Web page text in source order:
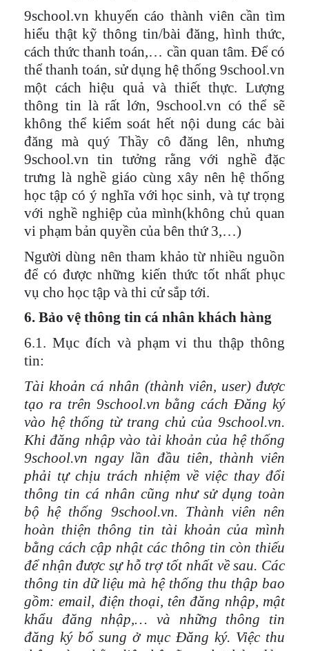
9school.vn khuyến cáo thành viên cần tìm
hiểu thật kỹ thông tin/bài đăng, hình thức,
cách thức thanh toán,… cần quan tâm. Để có
thể thanh toán, sử dụng hệ thống 9school.vn
một cách hiệu quả và thiết thực. Lượng
thông tin là rất lớn, 9school.vn có thể sẽ
không thể kiểm soát hết nội dung các bài
đăng mà quý Thầy cô đăng lên, nhưng
9school.vn tin tưởng rằng với nghề đặc
trưng là nghề giáo cùng xây nên hệ thống
học tập có ý nghĩa với học sinh, và tự trọng
với nghề nghiệp của mình(không chủ quan
vi phạm bản quyền của bên thứ 3,…)
Người dùng nên tham khảo từ nhiều nguồn
để có được những kiến thức tốt nhất phục
vụ cho học tập và thi cử sắp tới.
6. Bảo vệ thông tin cá nhân khách hàng
6.1. Mục đích và phạm vi thu thập thông
tin:
Tài khoản cá nhân (thành viên, user) được
tạo ra trên 9school.vn bằng cách Đăng ký
vào hệ thống từ trang chủ của 9school.vn.
Khi đăng nhập vào tài khoản của hệ thống
9school.vn ngay lần đầu tiên, thành viên
phải tự chịu trách nhiệm về việc thay đổi
thông tin cá nhân cũng như sử dụng toàn
bộ hệ thống 9school.vn. Thành viên nên
hoàn thiện thông tin tài khoản của mình
bằng cách cập nhật các thông tin còn thiếu
để nhận được sự hỗ trợ tốt nhất về sau. Các
thông tin dữ liệu mà hệ thống thu thập bao
gồm: email, điện thoại, tên đăng nhập, mật
khẩu đăng nhập,… và những thông tin
đăng ký bổ sung ở mục Đăng ký. Việc thu